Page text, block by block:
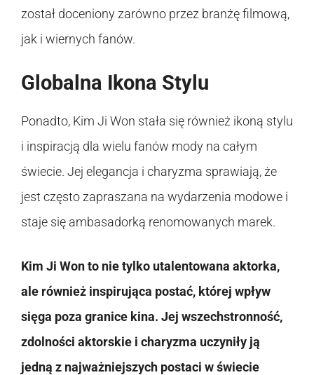
został doceniony zarówno przez branżę filmową,
jak i wiernych fanów.
Globalna Ikona Stylu
Ponadto, Kim Ji Won stała się również ikoną stylu
i inspiracją dla wielu fanów mody na całym
świecie. Jej elegancja i charyzma sprawiają, że
jest często zapraszana na wydarzenia modowe i
staje się ambasadorką renomowanych marek.
Kim Ji Won to nie tylko utalentowana aktorka,
ale również inspirująca postać, której wpływ
sięga poza granice kina. Jej wszechstronność,
zdolności aktorskie i charyzma uczyniły ją
jedną z najważniejszych postaci w świecie